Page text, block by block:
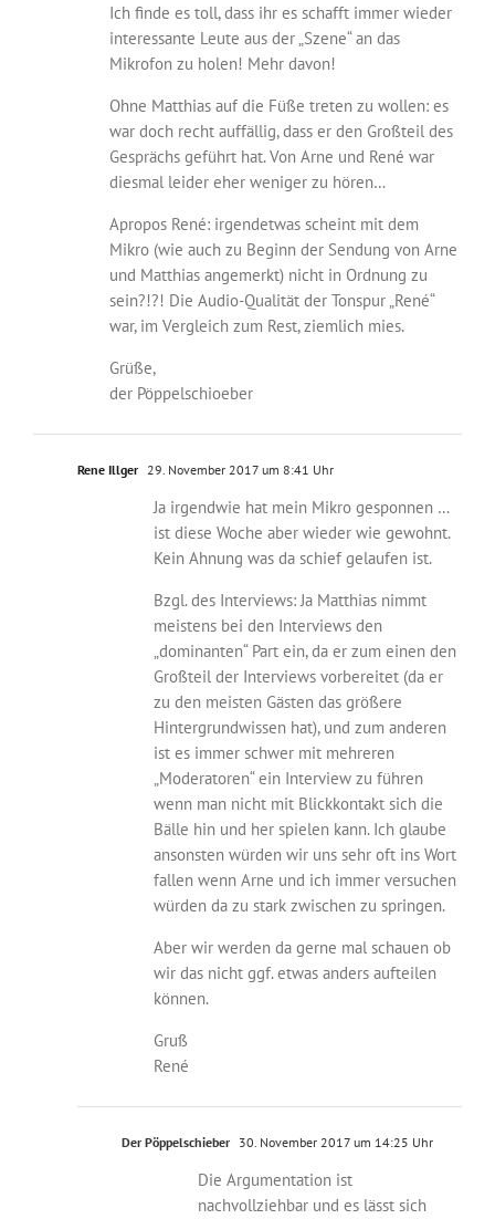
Ich finde es toll, dass ihr es schafft immer wieder
interessante Leute aus der „Szene“ an das
Mikrofon zu holen! Mehr davon!
Ohne Matthias auf die Füße treten zu wollen: es
war doch recht auffällig, dass er den Großteil des
Gesprächs geführt hat. Von Arne und René war
diesmal leider eher weniger zu hören…
Apropos René: irgendetwas scheint mit dem
Mikro (wie auch zu Beginn der Sendung von Arne
und Matthias angemerkt) nicht in Ordnung zu
sein?!?! Die Audio-Qualität der Tonspur „René“
war, im Vergleich zum Rest, ziemlich mies.
Grüße,
der Pöppelschioeber
Rene Illger 29. November 2017 um 8:41 Uhr
Ja irgendwie hat mein Mikro gesponnen …
ist diese Woche aber wieder wie gewohnt.
Kein Ahnung was da schief gelaufen ist.
Bzgl. des Interviews: Ja Matthias nimmt
meistens bei den Interviews den
„dominanten“ Part ein, da er zum einen den
Großteil der Interviews vorbereitet (da er
zu den meisten Gästen das größere
Hintergrundwissen hat), und zum anderen
ist es immer schwer mit mehreren
„Moderatoren“ ein Interview zu führen
wenn man nicht mit Blickkontakt sich die
Bälle hin und her spielen kann. Ich glaube
ansonsten würden wir uns sehr oft ins Wort
fallen wenn Arne und ich immer versuchen
würden da zu stark zwischen zu springen.
Aber wir werden da gerne mal schauen ob
wir das nicht ggf. etwas anders aufteilen
können.
Gruß
René
Der Pöppelschieber 30. November 2017 um 14:25 Uhr
Die Argumentation ist
nachvollziehbar und es lässt sich